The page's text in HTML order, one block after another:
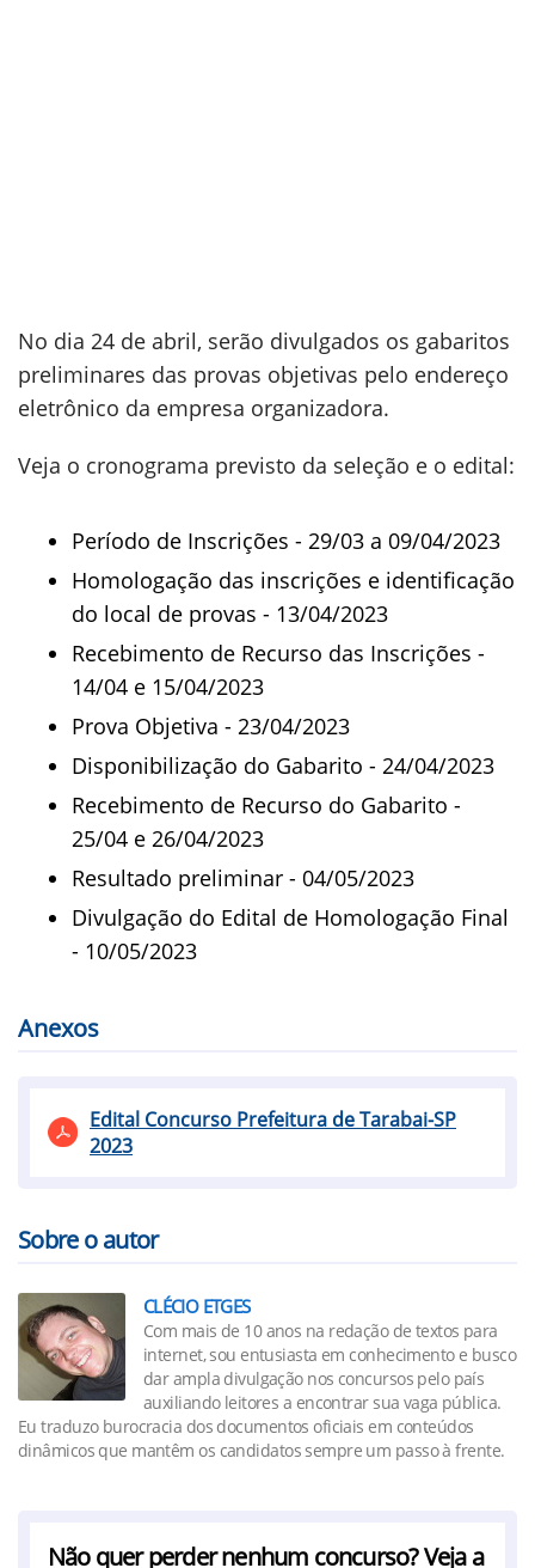
No dia 24 de abril, serão divulgados os gabaritos
preliminares das provas objetivas pelo endereço
eletrônico da empresa organizadora.
Veja o cronograma previsto da seleção e o edital:
Período de Inscrições - 29/03 a 09/04/2023
Homologação das inscrições e identificação
do local de provas - 13/04/2023
Recebimento de Recurso das Inscrições -
14/04 e 15/04/2023
Prova Objetiva - 23/04/2023
Disponibilização do Gabarito - 24/04/2023
Recebimento de Recurso do Gabarito -
25/04 e 26/04/2023
Resultado preliminar - 04/05/2023
Divulgação do Edital de Homologação Final
- 10/05/2023
Anexos
Edital Concurso Prefeitura de Tarabai-SP
2023
Sobre o autor
CLÉCIO ETGES
Com mais de 10 anos na redação de textos para
internet, sou entusiasta em conhecimento e busco
dar ampla divulgação nos concursos pelo país
auxiliando leitores a encontrar sua vaga pública.
Eu traduzo burocracia dos documentos oficiais em conteúdos
dinâmicos que mantêm os candidatos sempre um passo à frente.
Não quer perder nenhum concurso? Veja a